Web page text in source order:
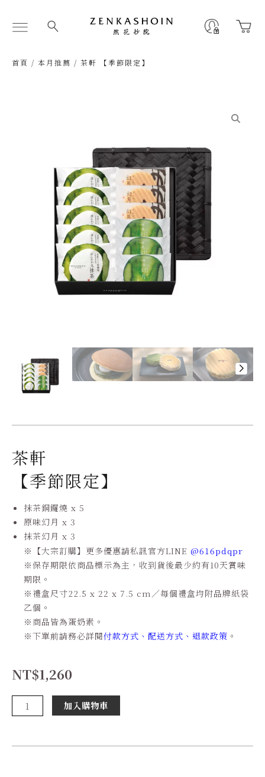
Flyout
Menu
首頁 / 本月推薦 / 茶軒 【季節限定】
茶軒
【季節限定】
抹茶銅鑼燒 x 5
原味幻月 x 3
抹茶幻月 x 3
※ 【大宗訂購】更多優惠請私訊官方LINE @616pdqpr
※保存期限依商品標示為主，收到貨後最少約有10天賞味
期限。
※禮盒尺寸22.5 x 22 x 7.5 cm／每個禮盒均附品牌紙袋
乙個。
※ 商品皆為蛋奶素。
※下單前請務必詳閱付款方式 、 配送方式 、 退款政策 。
NT$1,260
軒
節
加入購物車